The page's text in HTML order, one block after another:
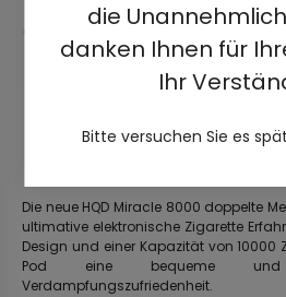
die
danken Ihnen für
Ihr
Bitte versuchen Sie es
Die neue HQD Miracle 8000 doppelte
ultimative elektronische Zigarette
Design und einer Kapazität von 10000
Pod eine bequeme
Verdampfungszufriedenheit.